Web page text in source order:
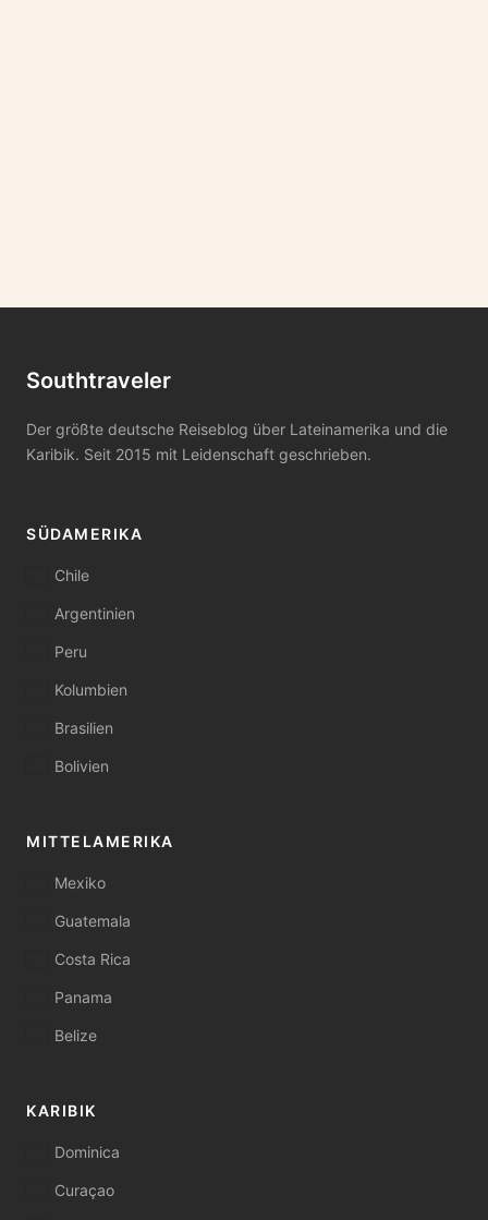
Southtraveler
Der größte deutsche Reiseblog über Lateinamerika und die
Karibik. Seit 2015 mit Leidenschaft geschrieben.
SÜDAMERIKA
Chile
Argentinien
Peru
Kolumbien
Brasilien
Bolivien
MITTELAMERIKA
Mexiko
Guatemala
Costa Rica
Panama
Belize
KARIBIK
Dominica
Curaçao